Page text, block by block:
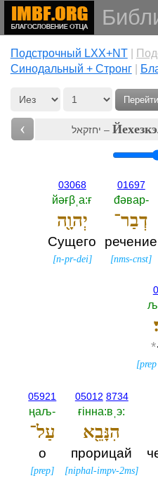
Подстрочный LXX+NT|
Cинодальный + Стронг|
Перейти
‹ יחזקאל –
01697
đәвар-‎
דְבַר־
речение
[nms-cnst]
03068
йәғβˌа:ғ
יְהוָ֖ה
Сущего
[n-pr-dei]
*
[prep
05012 8734
ғiнна:вˌэ:‎
הִנָּבֵ֖א
прорицай
[niphal-impv-2ms]
05921
ңаљ-‎
עַל־
о
[prep]